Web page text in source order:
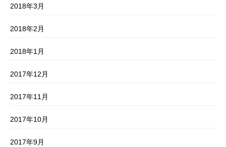
2018年3月
2018年2月
2018年1月
2017年12月
2017年11月
2017年10月
2017年9月